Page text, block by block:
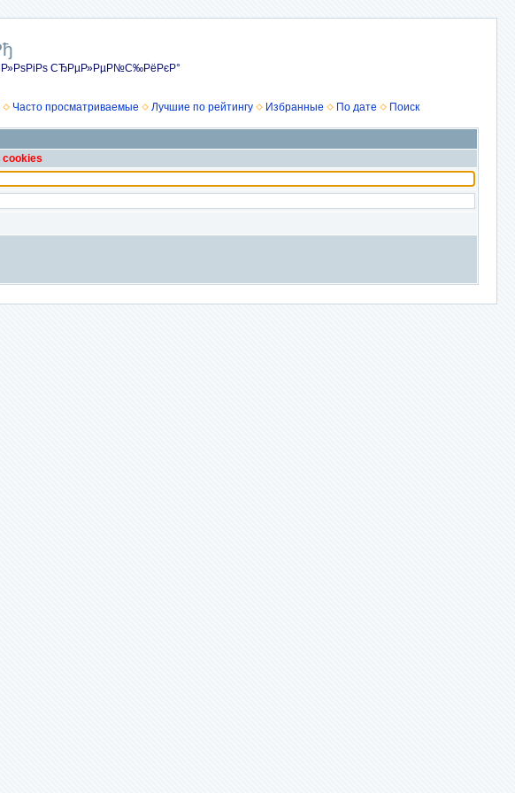
СЂРµР»РµР№С‰РёРєР°
Часто просматриваемые Лучшие по рейтингу Избранные По дате Поиск
cookies